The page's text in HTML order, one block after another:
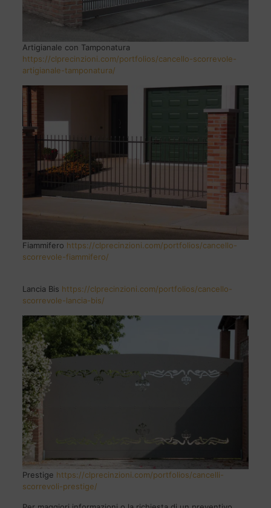
Artigianale con Tamponatura
https://clprecinzioni.com/portfolios/cancello-scorrevole-
artigianale-tamponatura/
Fiammifero https://clprecinzioni.com/portfolios/cancello-
scorrevole-fiammifero/
Lancia Bis https://clprecinzioni.com/portfolios/cancello-
scorrevole-lancia-bis/
Prestige https://clprecinzioni.com/portfolios/cancelli-
scorrevoli-prestige/